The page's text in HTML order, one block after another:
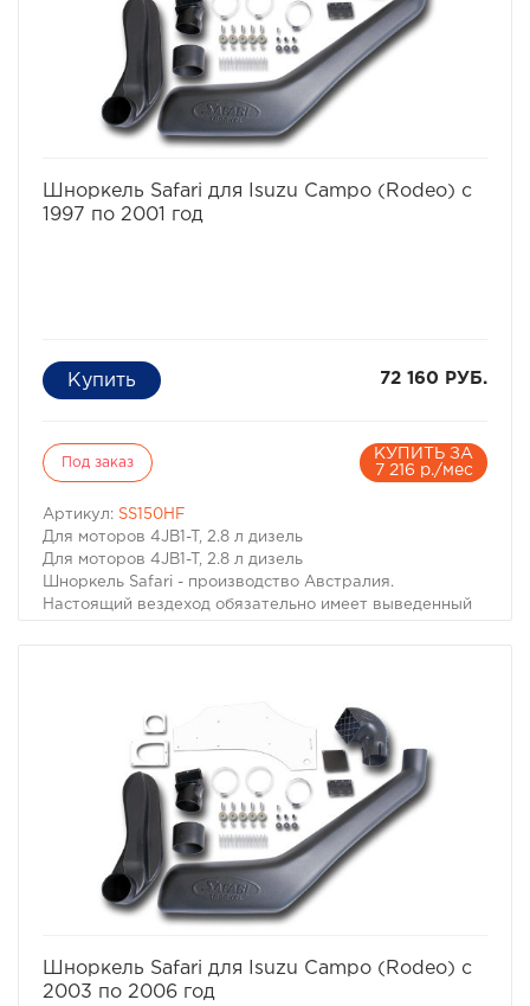
Вода, как известно, в отличие от воздуха несжимаема,
соответственно гнутся шатуны, "поднимаются"
головки моторов, ломаются коленвалы.
Шноркель Safari для Isuzu Campo (Rodeo) с
1997 по 2001 год
72 160 РУБ.
Под заказ
КУПИТЬ ЗА
7 216 р./мес
Артикул: SS150HF
Для моторов 4JB1-T, 2.8 л дизель
Для моторов 4JB1-T, 2.8 л дизель
Шноркель Safari - производство Австралия.
Настоящий вездеход обязательно имеет выведенный
того не известно какие ямы могут быть даже в самом
невинном броде. В большинстве случаев попадание
воды в цилиндры работающего двигателя - фатально.
Вода, как известно, в отличие от воздуха несжимаема,
соответственно гнутся шатуны, "поднимаются"
головки моторов, ломаются коленвалы.
Шноркель Safari для Isuzu Campo (Rodeo) с
2003 по 2006 год